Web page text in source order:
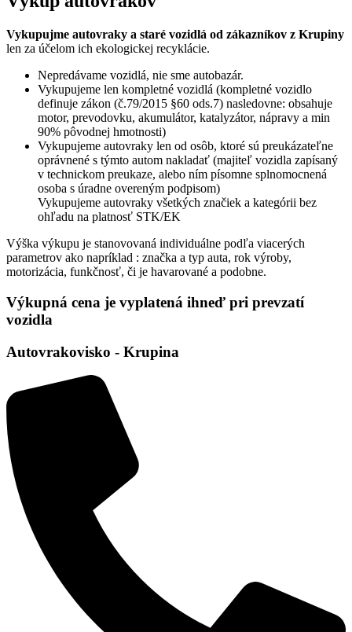
Vykupujme autovraky a staré vozidlá od zákazníkov z Krupiny
len za účelom ich ekologickej recyklácie.
Nepredávame vozidlá, nie sme autobazár.
Vykupujeme len kompletné vozidlá (kompletné vozidlo
definuje zákon (č.79/2015 §60 ods.7) nasledovne: obsahuje
motor, prevodovku, akumulátor, katalyzátor, nápravy a min
90% pôvodnej hmotnosti)
Vykupujeme autovraky len od osôb, ktoré sú preukázateľne
oprávnené s týmto autom nakladať (majiteľ vozidla zapísaný
v technickom preukaze, alebo ním písomne splnomocnená
osoba s úradne overeným podpisom)
Vykupujeme autovraky všetkých značiek a kategórii bez
ohľadu na platnosť STK/EK
Výška výkupu je stanovovaná individuálne podľa viacerých
parametrov ako napríklad : značka a typ auta, rok výroby,
motorizácia, funkčnosť, či je havarované a podobne.
Výkupná cena je vyplatená ihneď pri prevzatí
vozidla
Autovrakovisko - Krupina